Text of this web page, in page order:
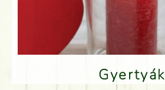
Gyertyák